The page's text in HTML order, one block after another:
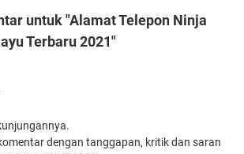
untuk "Alamat Telepon Ninja
Terbaru 2021"
dengan tanggapan, kritik dan saran